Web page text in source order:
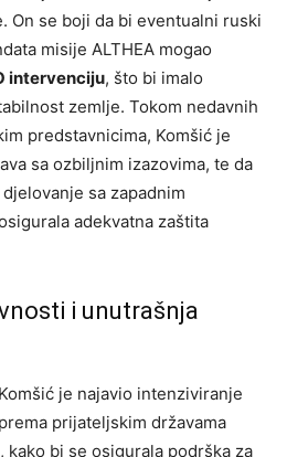
On se boji da bi eventualni ruski
misije ALTHEA mogao
intervenciju, što bi imalo
zemlje. Tokom nedavnih
predstavnicima, Komšić je
sa ozbiljnim izazovima, te da
sa zapadnim
adekvatna zaštita
i unutrašnja
je najavio intenziviranje
prijateljskim državama
bi se osigurala podrška za